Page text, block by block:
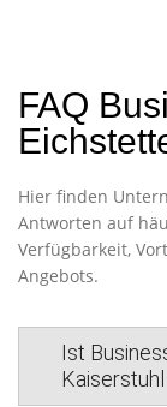
FAQ
Hier finden
Antworten auf
Verfügbarkeit,
Angebots.
Ist